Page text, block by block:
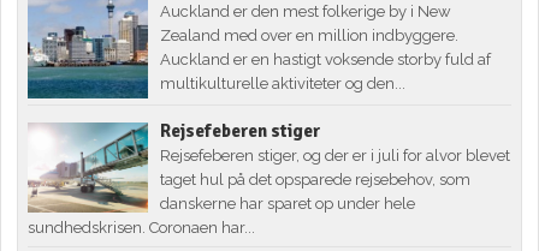
Auckland er den mest folkerige by i New
Zealand med over en million indbyggere.
Auckland er en hastigt voksende storby fuld af
multikulturelle aktiviteter og den...
Rejsefeberen stiger
Rejsefeberen stiger, og der er i juli for alvor blevet
taget hul på det opsparede rejsebehov, som
danskerne har sparet op under hele
sundhedskrisen. Coronaen har...